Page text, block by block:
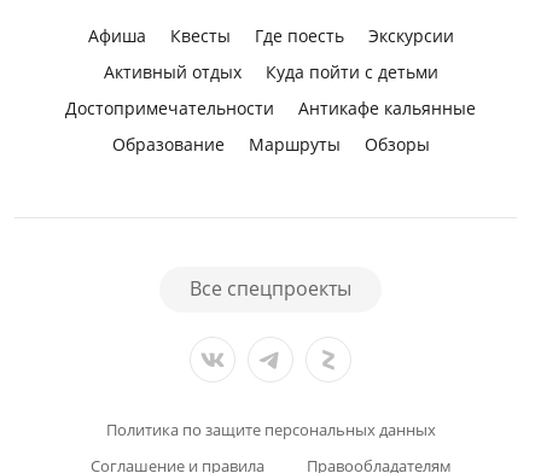
Афиша Квесты Где поесть
Экскурсии
Активный отдых
Куда пойти с детьми
Достопримечательности
Антикафе кальянные
Образование
Маршруты Обзоры
Все спецпроекты
Политика по защите персональных данных
Соглашение и правила
Правообладателям